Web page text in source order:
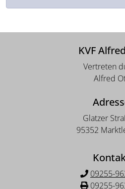
KVF
Vertreten
Alfred
Glatzer
95352
09255-
09255-